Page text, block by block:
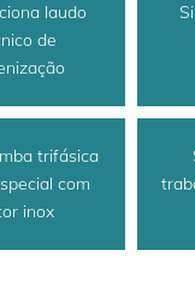
laudo
de
trifásica
com
inox